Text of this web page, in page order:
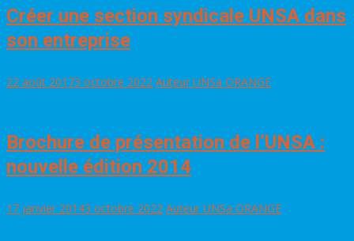
Créer une section syndicale UNSA dans
son entreprise
22 août 20173 octobre 2022 Auteur UNSa ORANGE
Brochure de présentation de l’UNSA :
nouvelle édition 2014
17 janvier 20143 octobre 2022 Auteur UNSa ORANGE